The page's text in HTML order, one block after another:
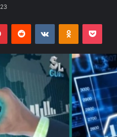
PinterestReddit VKontakteOdnoklassniki